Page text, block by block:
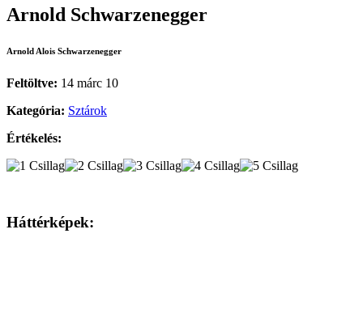
Arnold Schwarzenegger
Arnold Alois Schwarzenegger
Feltöltve: 14 márc 10
Kategória: Sztárok
Értékelés:
Háttérképek: